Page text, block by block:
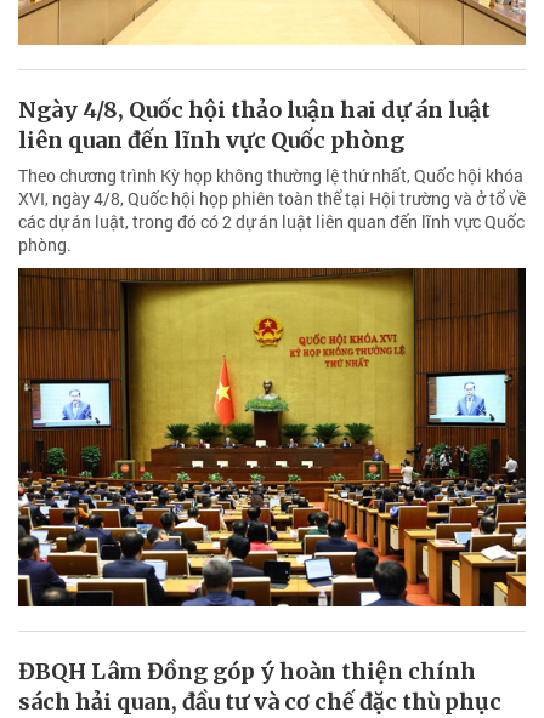
Ngày 4/8, Quốc hội thảo luận hai dự án luật
liên quan đến lĩnh vực Quốc phòng
Theo chương trình Kỳ họp không thường lệ thứ nhất, Quốc hội khóa
XVI, ngày 4/8, Quốc hội họp phiên toàn thể tại Hội trường và ở tổ về
các dự án luật, trong đó có 2 dự án luật liên quan đến lĩnh vực Quốc
phòng.
ĐBQH Lâm Đồng góp ý hoàn thiện chính
sách hải quan, đầu tư và cơ chế đặc thù phục